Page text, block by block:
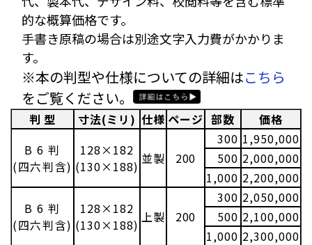
的な概算価格です。
手書き原稿の場合は別途文字入力費がかかりま
す。
※本の判型や仕様についての詳細はこちら
をご覧ください。
判 型 寸法(ミリ) 仕様 ページ 部数
価格
B 6 判
(四六判含)
128×182
(130×188) 並製 200
300 1,950,000
500 2,000,000
1,000 2,200,000
B 6 判
(四六判含)
128×182
(130×188) 上製 200
300 2,050,000
500 2,100,000
1,000 2,300,000